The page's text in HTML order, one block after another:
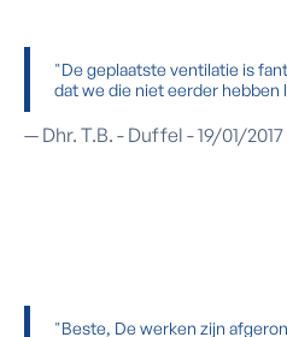
"De geplaatste ventilatie is
dat we die niet eerder hebben
— Dhr. T.B. - Duffel - 19/01/2017
"Beste, De werken zijn